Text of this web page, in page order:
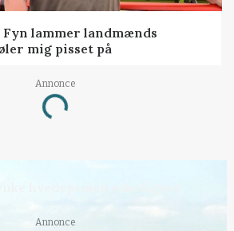
lammer landmænds
mig pisset på
Annonce
Loading...
Annonce